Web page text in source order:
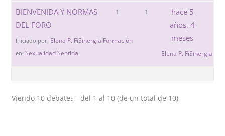
BIENVENIDA Y NORMAS
DEL FORO
Iniciado por: Elena P. FiSinergia Formación
en: Sexualidad Sentida
1 1
hace 5
años, 4
meses
Elena P. FiSinergia
Viendo 10 debates - del 1 al 10 (de un total de 10)